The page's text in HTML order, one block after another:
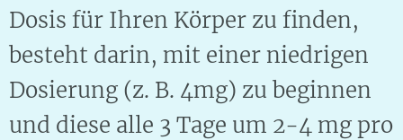
Dosis für Ihren Körper zu finden,
besteht darin, mit einer niedrigen
Dosierung (z. B. 4mg) zu beginnen
und diese alle 3 Tage um 2-4 mg pro